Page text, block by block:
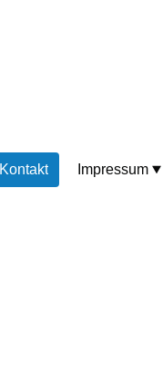
Kontakt Impressum